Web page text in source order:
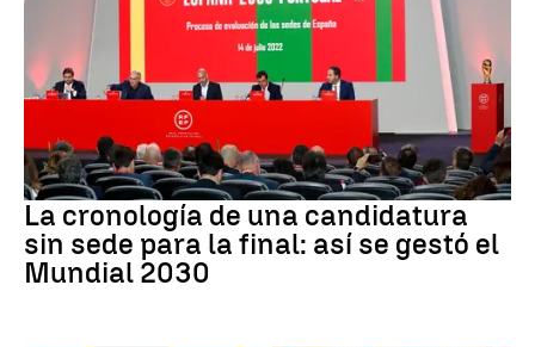
Mundial 2030
La cronología de una candidatura
sin sede para la final: así se gestó el
Mundial 2030